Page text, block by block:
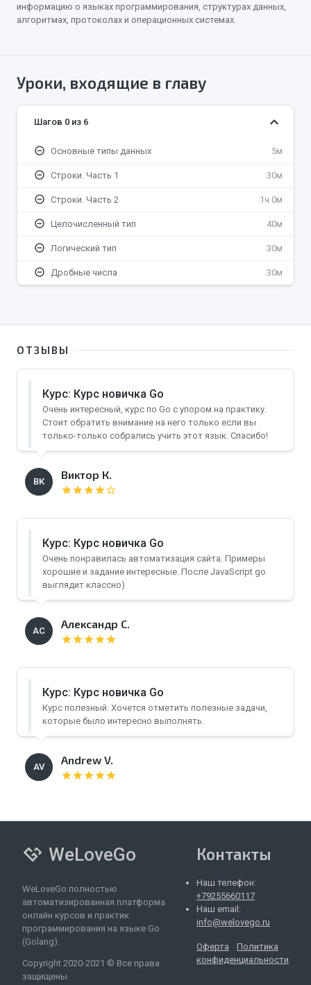
информацию о языках программирования, структурах данных,
алгоритмах, протоколах и операционных системах.
Уроки, входящие в главу
Шагов 0 из 6 keyboard_arrow_down
remove_circle_outline Основные типы данных 5м
remove_circle_outline Строки. Часть 1 30м
remove_circle_outline Строки. Часть 2 1ч 0м
remove_circle_outline Целочисленный тип 40м
remove_circle_outline Логический тип 30м
remove_circle_outline Дробные числа 30м
ОТЗЫВЫ
Курс: Курс новичка Go
Очень интересный, курс по Go с упором на практику.
Стоит обратить внимание на него только если вы
только-только собрались учить этот язык. Спасибо!
ВК
Виктор К.
starstarstarstarstar_border
Курс: Курс новичка Go
Очень понравилась автоматизация сайта. Примеры
хорошие и задание интересные. После JavaScript go
выглядит классно)
АС
Александр С.
starstarstarstarstar
Курс: Курс новичка Go
Курс полезный. Хочется отметить полезные задачи,
которые было интересно выполнять.
AV
Andrew V.
starstarstarstarstar
WeLoveGo
WeLoveGo полностью
автоматизированная платформа
онлайн курсов и практик
программирования на языке Go
(Golang).
Copyright 2020-2021 © Все права
защищены.
Контакты
Наш телефон:
+79255660117
Наш email:
info@welovego.ru
Оферта
Политика
конфиденциальности